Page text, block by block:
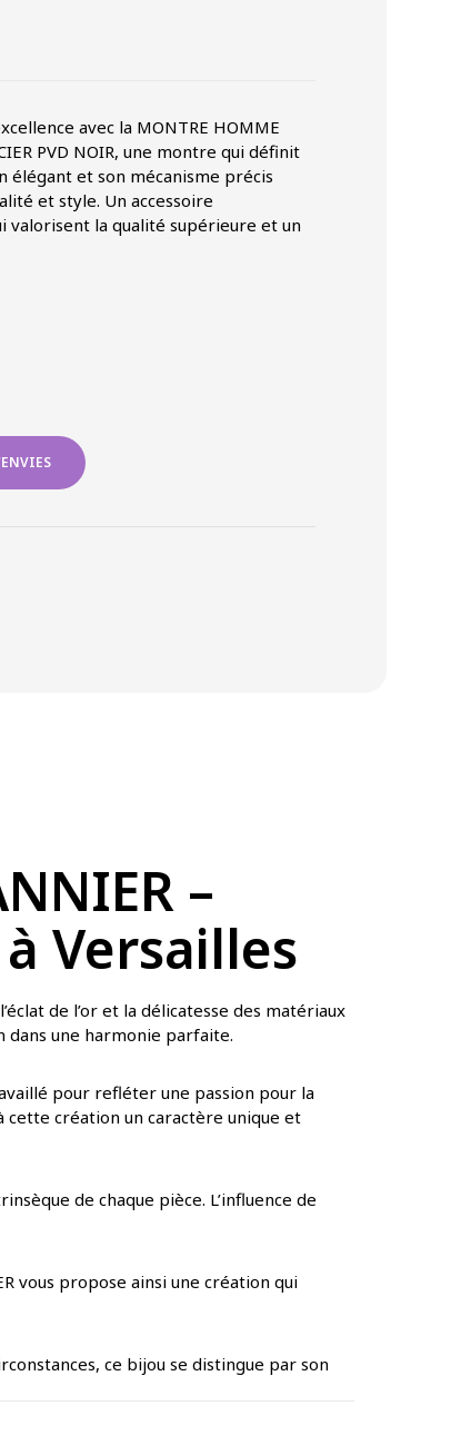
avec la MONTRE HOMME
PVD NOIR, une montre qui définit
élégant et son mécanisme précis
et style. Un accessoire
valorisent la qualité supérieure et un
–
Versailles
de l’or et la délicatesse des matériaux
une harmonie parfaite.
pour refléter une passion pour la
cette création un caractère unique et
de chaque pièce. L’influence de
vous propose ainsi une création qui
ce bijou se distingue par son